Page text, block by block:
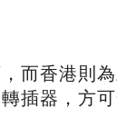
而香港則
插器，方可